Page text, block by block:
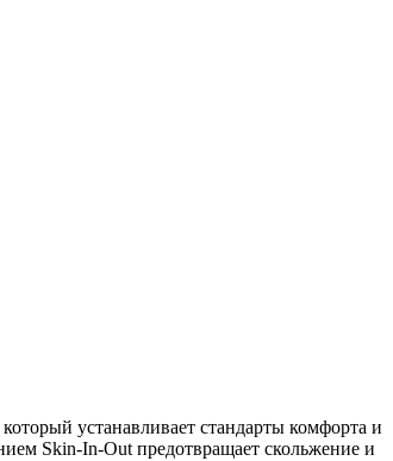
устанавливает стандарты комфорта и
Skin-In-Out предотвращает скольжение и